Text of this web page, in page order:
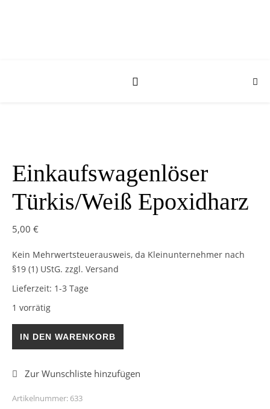
Einkaufswagenlöser
Türkis/Weiß Epoxidharz
5,00 €
Kein Mehrwertsteuerausweis, da Kleinunternehmer nach
§19 (1) UStG. zzgl. Versand
Lieferzeit: 1-3 Tage
1 vorrätig
Einkaufswagenlöser Türkis/Weiß Epoxidharz Menge
IN DEN WARENKORB
Artikelnummer: 633